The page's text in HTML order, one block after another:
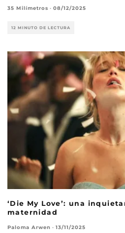
35 Milímetros · 08/12/2025
12 MINUTO DE LECTURA
‘Die My Love’: una
maternidad
Paloma Arwen · 13/11/2025